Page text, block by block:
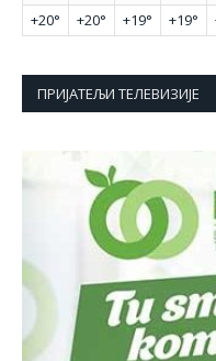
+20° +20° +19° +19°
ПРИЈАТЕЉИ ТЕЛЕВИЗИЈЕ